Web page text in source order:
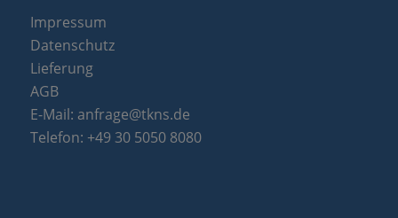
Impressum
Datenschutz
Lieferung
AGB
E-Mail: anfrage@tkns.de
Telefon: +49 30 5050 8080